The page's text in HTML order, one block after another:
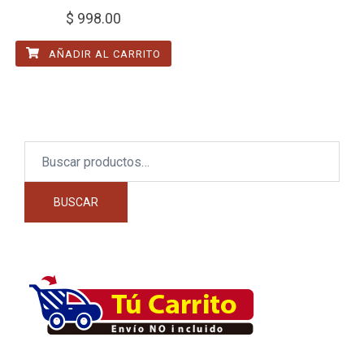
$ 998.00
AÑADIR AL CARRITO
BUSCAR